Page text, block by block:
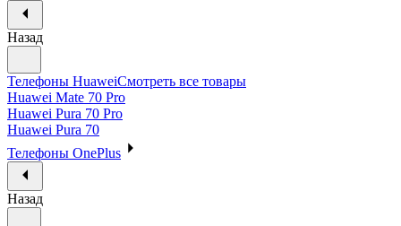
Назад
Телефоны HuaweiСмотреть все товары
Huawei Mate 70 Pro
Huawei Pura 70 Pro
Huawei Pura 70
Телефоны OnePlus
Назад